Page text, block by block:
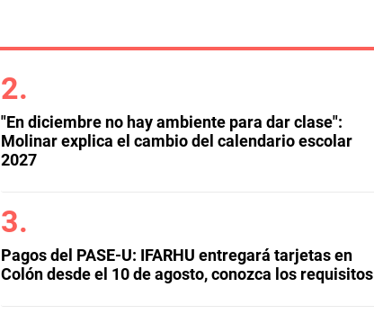
"En diciembre no hay ambiente para dar clase":
Molinar explica el cambio del calendario escolar
2027
Pagos del PASE-U: IFARHU entregará tarjetas en
Colón desde el 10 de agosto, conozca los requisitos